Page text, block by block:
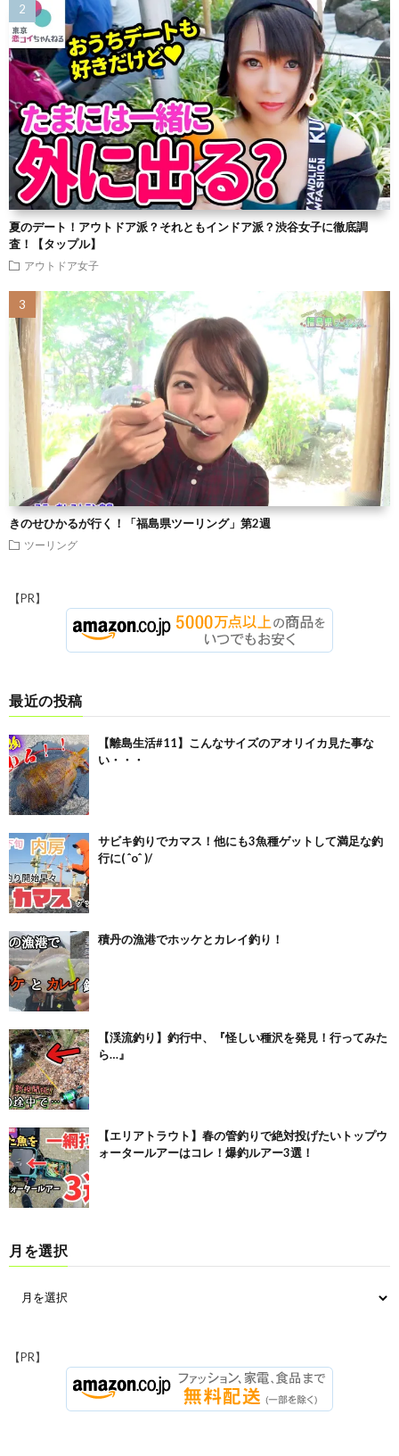
夏のデート！アウトドア派？それともインドア派？渋谷女子に徹底調
査！【タップル】
アウトドア女子
きのせひかるが行く！「福島県ツーリング」第2週
ツーリング
【PR】
最近の投稿
【離島生活#11】こんなサイズのアオリイカ見た事な
い・・・
サビキ釣りでカマス！他にも3魚種ゲットして満足な釣
行に( ˆoˆ )/
積丹の漁港でホッケとカレイ釣り！
【渓流釣り】釣行中、『怪しい種沢を発見！行ってみた
ら…』
【エリアトラウト】春の管釣りで絶対投げたいトップウ
ォータールアーはコレ！爆釣ルアー3選！
月を選択
【PR】